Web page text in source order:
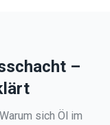
–
sich Öl im